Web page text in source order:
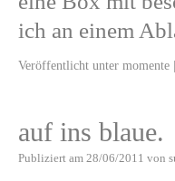
ich an einem
Veröffentlicht unter momente |
auf ins blaue.
Publiziert am 28/06/2011 von